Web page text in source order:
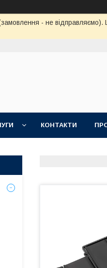
- не відправляємо).
КОНТАКТИ